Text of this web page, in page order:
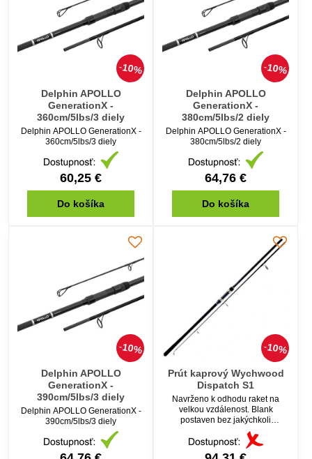
10%
Delphin APOLLO
GenerationX -
360cm/5lbs/3 diely
Delphin APOLLO GenerationX -
360cm/5lbs/3 diely
60,25 €
Do košíka
10%
Delphin APOLLO
GenerationX -
380cm/5lbs/2 diely
Delphin APOLLO GenerationX -
380cm/5lbs/2 diely
64,76 €
Do košíka
10%
Delphin APOLLO
GenerationX -
390cm/5lbs/3 diely
Delphin APOLLO GenerationX -
390cm/5lbs/3 diely
10%
Prút kaprový Wychwood
Dispatch S1
Navrženo k odhodu raket na
velkou vzdálenost. Blank
postaven bez jakýchkoli
kompromisů.